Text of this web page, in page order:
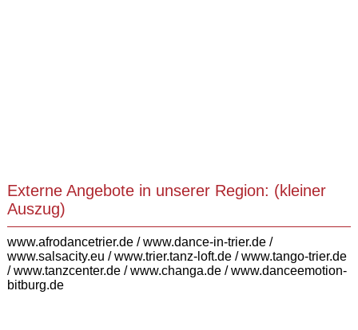
Externe Angebote in unserer Region: (kleiner
Auszug)
www.afrodancetrier.de/www.dance-in-trier.de/
www.salsacity.eu /www.trier.tanz-loft.de/www.tango-trier.de
/www.tanzcenter.de/www.changa.de/ www.danceemotion-
bitburg.de